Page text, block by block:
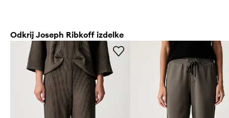
Odkrij Joseph Ribkoff izdelke